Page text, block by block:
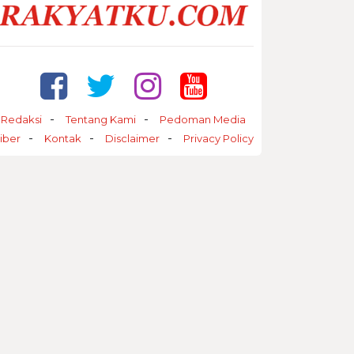
Redaksi Tentang Kami
Pedoman Media
Kontak Disclaimer Privacy Policy